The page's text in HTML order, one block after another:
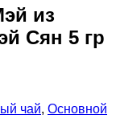
из
Сян 5 гр
чай, Основной